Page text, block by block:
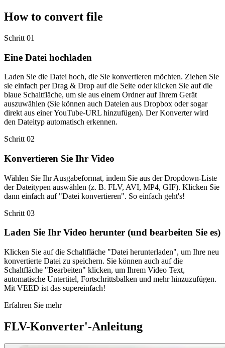
How to convert file
Schritt 01
Eine Datei hochladen
Laden Sie die Datei hoch, die Sie konvertieren möchten. Ziehen Sie
sie einfach per Drag & Drop auf die Seite oder klicken Sie auf die
blaue Schaltfläche, um sie aus einem Ordner auf Ihrem Gerät
auszuwählen (Sie können auch Dateien aus Dropbox oder sogar
direkt aus einer YouTube-URL hinzufügen). Der Konverter wird
den Dateityp automatisch erkennen.
Schritt 02
Konvertieren Sie Ihr Video
Wählen Sie Ihr Ausgabeformat, indem Sie aus der Dropdown-Liste
der Dateitypen auswählen (z. B. FLV, AVI, MP4, GIF). Klicken Sie
dann einfach auf "Datei konvertieren". So einfach geht's!
Schritt 03
Laden Sie Ihr Video herunter (und bearbeiten Sie es)
Klicken Sie auf die Schaltfläche "Datei herunterladen", um Ihre neu
konvertierte Datei zu speichern. Sie können auch auf die
Schaltfläche "Bearbeiten" klicken, um Ihrem Video Text,
automatische Untertitel, Fortschrittsbalken und mehr hinzuzufügen.
Mit VEED ist das supereinfach!
Erfahren Sie mehr
FLV-Konverter'-Anleitung